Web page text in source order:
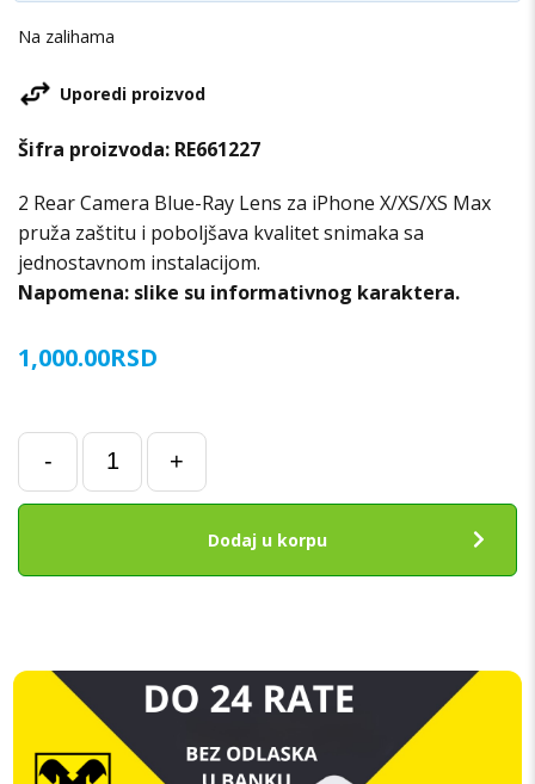
1,000.00RSD
Na zalihama
2 Rear Camera Blue-Ray Lens za iPhone X/XS/XS Max
pruža zaštitu i poboljšava kvalitet snimaka sa
jednostavnom instalacijom.
Napomena: slike su informativnog karaktera.
-
2
Rear
Camera
X/XS/XS
Max
količina
+
Dodaj u korpu
Uporedi proizvod
Šifra proizvoda: RE661227